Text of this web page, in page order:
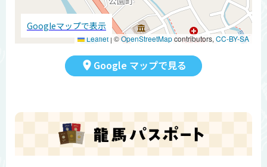
Leaflet | ©OpenStreetMapcontributors, CC-BY-SA
Googleマップで表示
Google マップで見る